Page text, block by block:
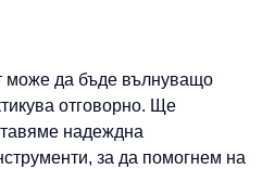
може да бъде вълнуващо
отговорно. Ще
надеждна
за да помогнем на